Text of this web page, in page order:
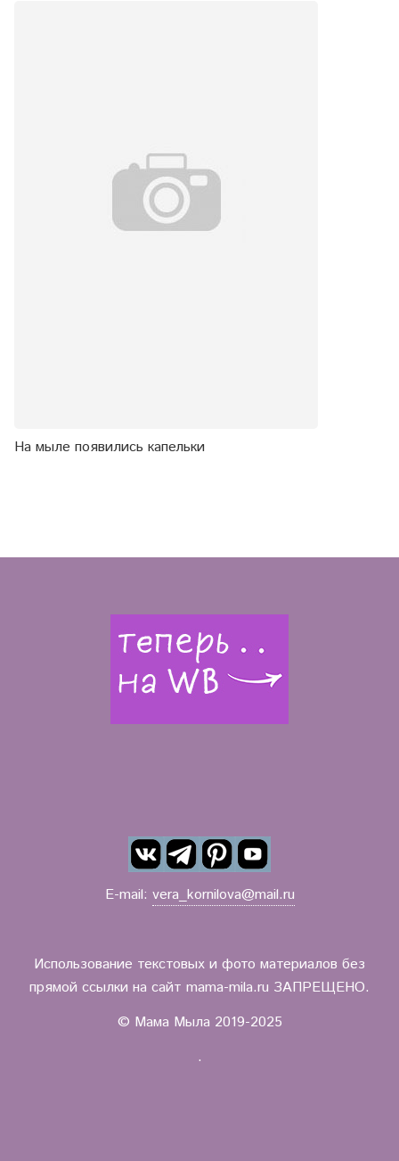
На мыле появились капельки
E-mail: vera_kornilova@mail.ru
Использование текстовых и фото материалов без
прямой ссылки на сайт mama-mila.ru ЗАПРЕЩЕНО.
© Мама Мыла 2019-2025
.